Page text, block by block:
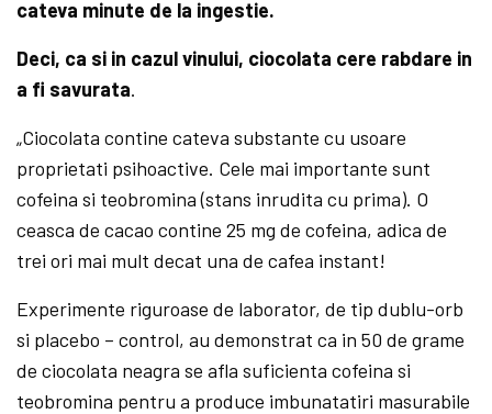
cateva minute de la ingestie.
Deci, ca si in cazul vinului, ciocolata cere rabdare in
a fi savurata.
„Ciocolata contine cateva substante cu usoare
proprietati psihoactive. Cele mai importante sunt
cofeina si teobromina (stans inrudita cu prima). O
ceasca de cacao contine 25 mg de cofeina, adica de
trei ori mai mult decat una de cafea instant!
Experimente riguroase de laborator, de tip dublu-orb
si placebo – control, au demonstrat ca in 50 de grame
de ciocolata neagra se afla suficienta cofeina si
teobromina pentru a produce imbunatatiri masurabile